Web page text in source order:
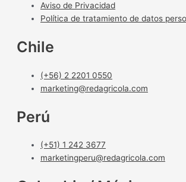
Aviso de Privacidad
Política de tratamiento de datos
Chile
(+56) 2 2201 0550
marketing@redagricola.com
Perú
(+51) 1 242 3677
marketingperu@redagricola.com